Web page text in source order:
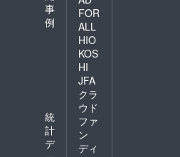
事
例
統
計
デ
FOR
ALL
HIO
KOS
HI
JFA
クラ
ウド
ファ
ン
ディ